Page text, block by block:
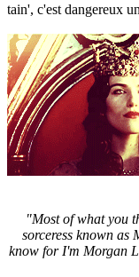
tain', c'est dangereux
"Most of what you
sorceress known as
know for I'm Morgan